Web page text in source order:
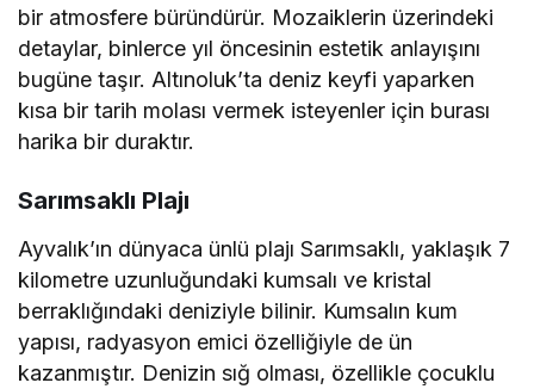
bir atmosfere büründürür. Mozaiklerin üzerindeki
detaylar, binlerce yıl öncesinin estetik anlayışını
bugüne taşır. Altınoluk’ta deniz keyfi yaparken
kısa bir tarih molası vermek isteyenler için burası
harika bir duraktır.
Sarımsaklı Plajı
Ayvalık’ın dünyaca ünlü plajı Sarımsaklı, yaklaşık 7
kilometre uzunluğundaki kumsalı ve kristal
berraklığındaki deniziyle bilinir. Kumsalın kum
yapısı, radyasyon emici özelliğiyle de ün
kazanmıştır. Denizin sığ olması, özellikle çocuklu